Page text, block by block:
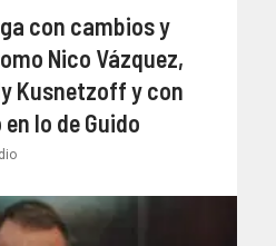
con cambios y
Nico Vázquez,
Kusnetzoff y con
lo de Guido